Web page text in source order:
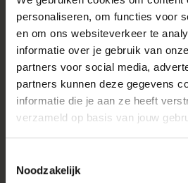
personaliseren, om functies voor
en om ons websiteverkeer te
informatie over je gebruik van
partners voor social media,
partners kunnen deze gegevens
informatie die je aan ze heeft
verzameld op basis van jouw
Noodzakelijk
RECENT